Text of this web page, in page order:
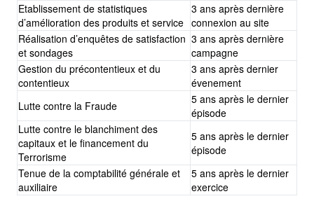
Etablissement de statistiques
d’amélioration des produits et service
3 ans après dernière
connexion au site
Réalisation d’enquêtes de satisfaction
et sondages
3 ans après dernière
campagne
Gestion du précontentieux et du
contentieux
3 ans après dernier
évenement
Lutte contre la Fraude
5 ans après le dernier
épisode
Lutte contre le blanchiment des
capitaux et le financement du
Terrorisme
5 ans après le dernier
épisode
Tenue de la comptabilité générale et
auxiliaire
5 ans après le dernier
exercice